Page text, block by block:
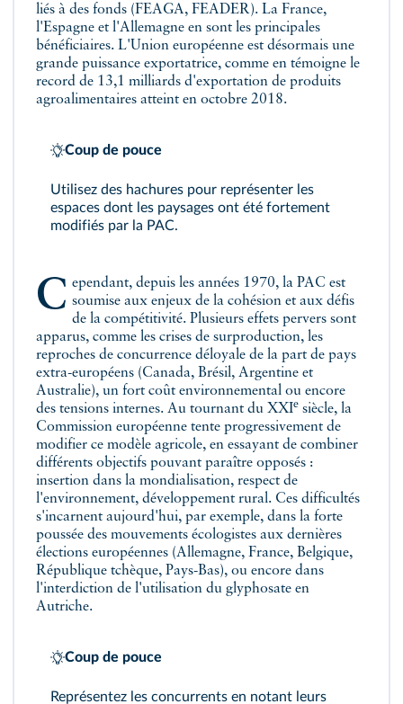
liés à des fonds (FEAGA, FEADER). La France,
l'Espagne et l'Allemagne en sont les principales
bénéficiaires. L'Union européenne est désormais une
grande puissance exportatrice, comme en témoigne le
record de 13,1 milliards d'exportation de produits
agroalimentaires atteint en octobre 2018.
Coup de pouce
Utilisez des hachures pour représenter les
espaces dont les paysages ont été fortement
modifiés par la PAC.
Cependant, depuis les années 1970, la PAC est soumise aux enjeux de la cohésion et aux défis
de la compétitivité. Plusieurs effets pervers sont
apparus, comme les crises de surproduction, les
reproches de concurrence déloyale de la part de pays
extra-européens (Canada, Brésil, Argentine et
Australie), un fort coût environnemental ou encore
des tensions internes. Au tournant du XXIe siècle, la
Commission européenne tente progressivement de
modifier ce modèle agricole, en essayant de combiner
différents objectifs pouvant paraître opposés :
insertion dans la mondialisation, respect de
l'environnement, développement rural. Ces difficultés
s'incarnent aujourd'hui, par exemple, dans la forte
poussée des mouvements écologistes aux dernières
élections européennes (Allemagne, France, Belgique,
République tchèque, Pays-Bas), ou encore dans
l'interdiction de l'utilisation du glyphosate en
Autriche.
Coup de pouce
Représentez les concurrents en notant leurs